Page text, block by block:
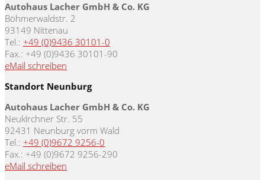
Autohaus Lacher GmbH & Co. KG
Böhmerwaldstr. 2
93149 Nittenau
Tel.: +49 (0)9436 30101-0
Fax.: +49 (0)9436 30101-90
eMail schreiben
Standort Neunburg
Autohaus Lacher GmbH & Co. KG
Neukirchner Str. 55
92431 Neunburg vorm Wald
Tel.: +49 (0)9672 9256-0
Fax.: +49 (0)9672 9256-290
eMail schreiben